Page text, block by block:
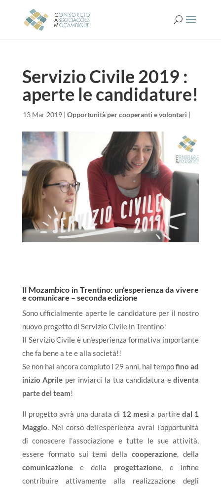
Servizio Civile 2019 :
aperte le candidature!
13 Mar 2019| Opportunità per cooperanti e volontari |
Il Mozambico in Trentino: un’esperienza da vivere
e comunicare – seconda edizione
Sono ufficialmente aperte le candidature per il nostro
nuovo progetto di Servizio Civile in Trentino!
Il Servizio Civile è un’esperienza formativa importante
che fa bene a te e alla società!!
Se non hai ancora compiuto i 29 anni, hai tempofino ad
inizio Aprile per inviarci la tua candidatura ediventa
parte del team!
Il progetto avrà una durata di 12 mesi a partire dal 1
Maggio. Nel corso dell’esperienza avrai l’opportunità
di conoscere l’associazione e tutte le sue attività,
essere formato sui temi dellacooperazione, della
comunicazionee della progettazione, e infine
contribuire attivamente alla realizzazione degli